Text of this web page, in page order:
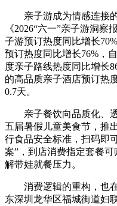
亲子游成为情感连接的
《2026“六一”亲子游洞
子游预订热度同比增长
预订热度同比增长76%，
度亲子路线热度同比增长
的高品质亲子酒店预订热
0.7天。
亲子餐饮向品质化、透
五届暑假儿童美食节，推
行食品安全标准，扫码即
案”，到店消费指定套餐
解带娃就餐压力。
消费逻辑的重构，也在
东深圳龙华区福城街道妇